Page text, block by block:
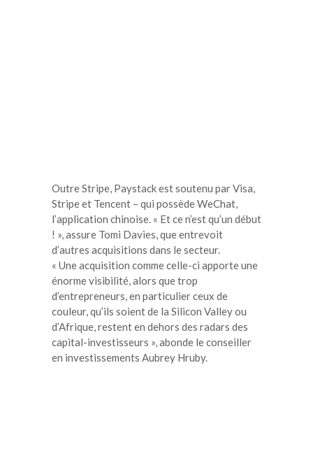
Outre Stripe, Paystack est soutenu par Visa,
Stripe et Tencent – qui possède WeChat,
l’application chinoise. « Et ce n’est qu’un début
! », assure Tomi Davies, que entrevoit
d’autres acquisitions dans le secteur.
« Une acquisition comme celle-ci apporte une
énorme visibilité, alors que trop
d’entrepreneurs, en particulier ceux de
couleur, qu’ils soient de la Silicon Valley ou
d’Afrique, restent en dehors des radars des
capital-investisseurs », abonde le conseiller
en investissements Aubrey Hruby.